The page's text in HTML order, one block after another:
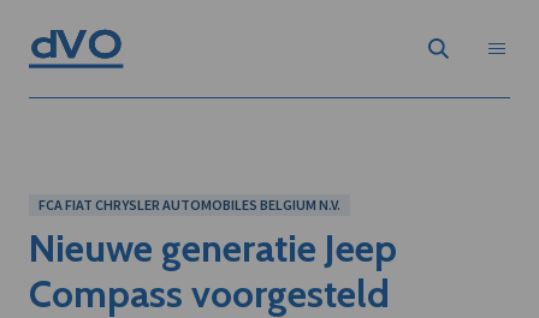
FCA FIAT CHRYSLER AUTOMOBILES BELGIUM N.V.
Nieuwe generatie Jeep
Compass voorgesteld